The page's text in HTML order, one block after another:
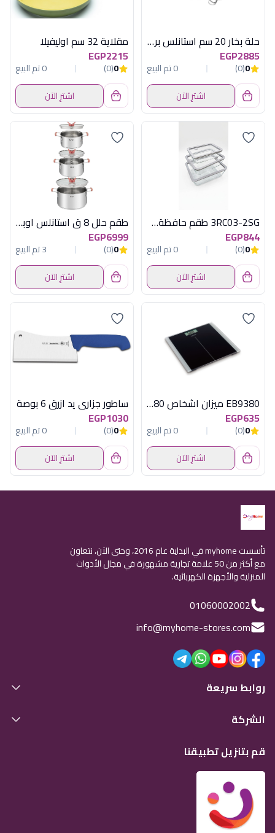
حلة بخار 20 سم استانلس بريلا كوركماز
EGP2885
0
(0)
0 تم البيع
اشترِ الآن
مقلاية 32 سم اوليفيلا
EGP2215
0
(0)
0 تم البيع
اشترِ الآن
3RC03-2SG طقم حافظةطعام3ق مستطيل زجاج اكسفورد
EGP844
0
(0)
0 تم البيع
اشترِ الآن
طقم حلل 8 ق استانلس اوبتى سباس تيفال
EGP6999
0
(0)
3 تم البيع
اشترِ الآن
EB9380 ميزان اشخاص 180 كيلو ديجيتال زجاج
EGP635
0
(0)
0 تم البيع
اشترِ الآن
ساطور جزارى يد ازرق 6 بوصة
EGP1030
0
(0)
0 تم البيع
اشترِ الآن
تأسست myhome في البداية عام 2016، وحتى الآن، نتعاون
مع أكثر من 50 علامة تجارية مشهورة في مجال الأدوات
المنزلية والأجهزة الكهربائية.
01060002002
info@myhome-stores.com
روابط سريعة
الشركة
قم بتنزيل تطبيقنا